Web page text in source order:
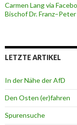
Carmen Lang via
Bischof Dr.
LETZTE ARTIKEL
In der Nähe der AfD
Den Osten (er)fahren
Spurensuche